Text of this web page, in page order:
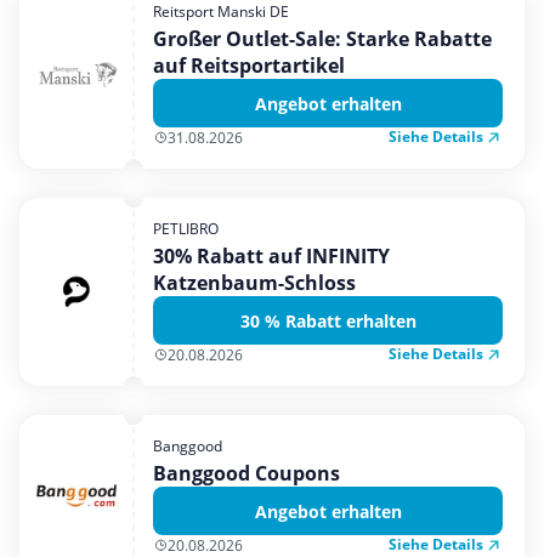
Urlaub & Reise
Reitsport Manski DE
Großer Outlet-Sale: Starke Rabatte
auf Reitsportartikel
Angebot erhalten
31.08.2026 Siehe Details
PETLIBRO
30% Rabatt auf INFINITY
Katzenbaum-Schloss
30 % Rabatt erhalten
20.08.2026 Siehe Details
Banggood
Banggood Coupons
Angebot erhalten
20.08.2026 Siehe Details